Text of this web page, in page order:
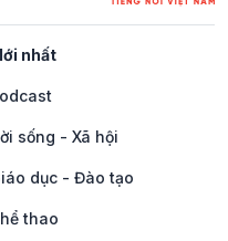
nhất
sống - Xã hội
dục - Đào tạo
thao